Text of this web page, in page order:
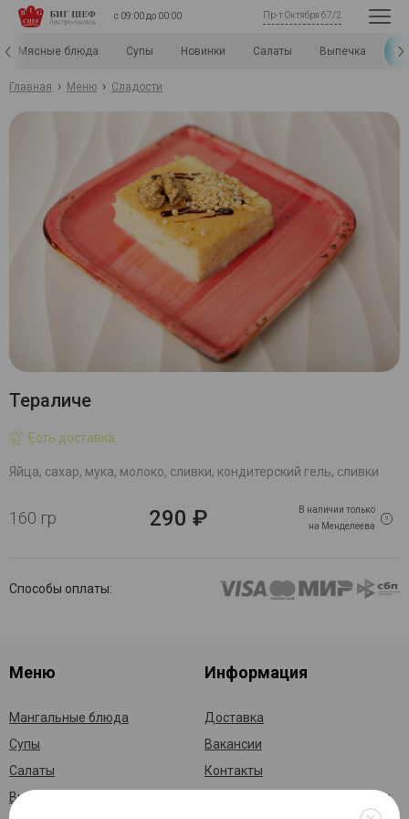
с 09:00 до 00:00 Пр-т Октября 67/2
Мясные блюда Супы Новинки Салаты Выпечка
Главная › Меню › Сладости
Тераличе
Есть доставка
Яйца, сахар, мука, молоко, сливки, кондитерский гель, сливки
160 гр 290 ₽
В наличии только
на Менделеева
Способы оплаты:
Меню
Мангальные блюда
Супы
Салаты
Выпечка
Информация
Доставка
Вакансии
Контакты
Политика конфидициальности